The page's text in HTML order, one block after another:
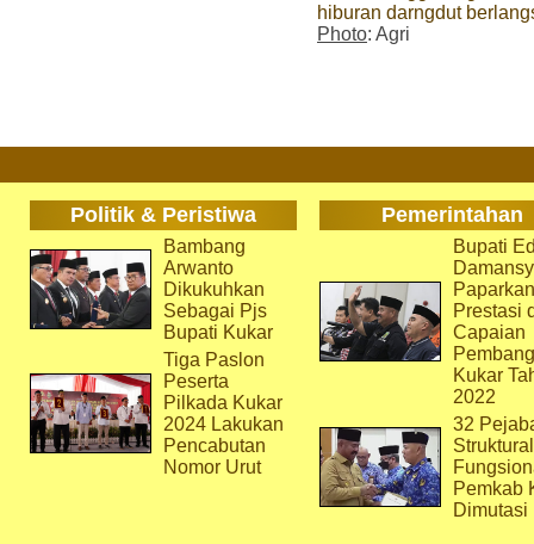
hiburan darngdut
Photo: Agri
Politik & Peristiwa Pemerintahan
Bambang
Arwanto
Dikukuhkan
Sebagai Pjs
Bupati Kukar
Tiga Paslon
Peserta
Pilkada Kukar
2024 Lakukan
Pencabutan
Nomor Urut
Bupati
Paparkan
Prestasi
Capaian
Kukar
2022
32
Pemkab
Dimutasi